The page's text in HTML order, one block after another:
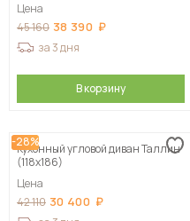
Цена
45 160 38 390
за 3 дня
В корзину
-28%
Кухонный угловой диван Таллин
(118х186)
Цена
42 110 30 400